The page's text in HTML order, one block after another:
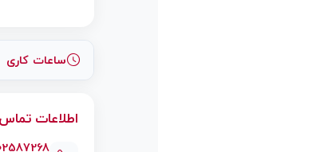
ساعات کاری
اطلاعات تماس